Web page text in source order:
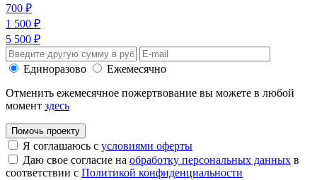
700 ₽
1 500 ₽
5 500 ₽
Единоразово
Ежемесячно
Отменить ежемесячное пожертвование вы можете в любой
момент здесь
Помочь проекту
Я соглашаюсь с условиями оферты
Даю свое согласие на обработку персональных данных в
соответствии с Политикой конфиденциальности